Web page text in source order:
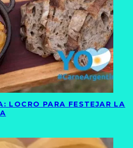
LOCRO PARA FESTEJAR LA